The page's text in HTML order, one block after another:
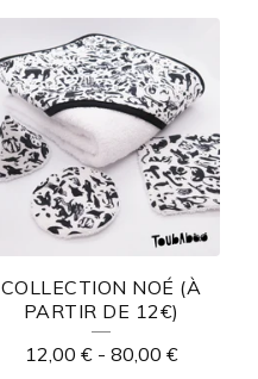
COLLECTION NOÉ (À
PARTIR DE 12€)
12,00 €- 80,00 €